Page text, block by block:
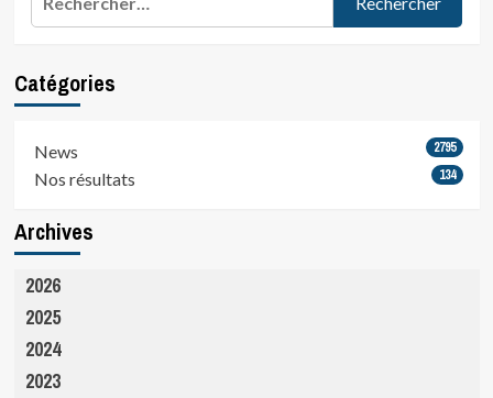
Catégories
News 2795
Nos résultats 134
Archives
2026
2025
2024
2023